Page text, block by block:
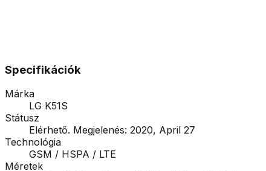
Specifikációk
Márka
LG K51S
Státusz
Elérhető. Megjelenés: 2020, April 27
Technológia
GSM / HSPA / LTE
Méretek